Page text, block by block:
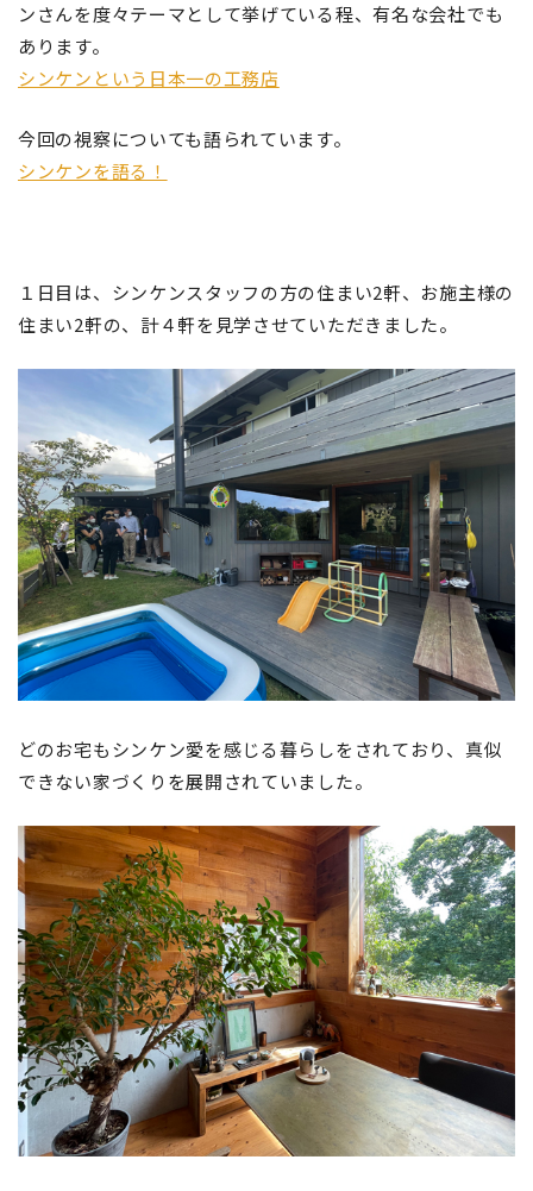
ンさんを度々テーマとして挙げている程、有名な会社でも
あります。
シンケンという日本一の工務店
今回の視察についても語られています。
シンケンを語る！
１日目は、シンケンスタッフの方の住まい2軒、お施主様の
住まい2軒の、計４軒を見学させていただきました。
どのお宅もシンケン愛を感じる暮らしをされており、真似
できない家づくりを展開されていました。